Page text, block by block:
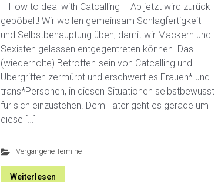
– How to deal with Catcalling – Ab jetzt wird zurück
gepöbelt! Wir wollen gemeinsam Schlagfertigkeit
und Selbstbehauptung üben, damit wir Mackern und
Sexisten gelassen entgegentreten können. Das
(wiederholte) Betroffen-sein von Catcalling und
Übergriffen zermürbt und erschwert es Frauen* und
trans*Personen, in diesen Situationen selbstbewusst
für sich einzustehen. Dem Täter geht es gerade um
diese […]
Vergangene Termine
Weiterlesen